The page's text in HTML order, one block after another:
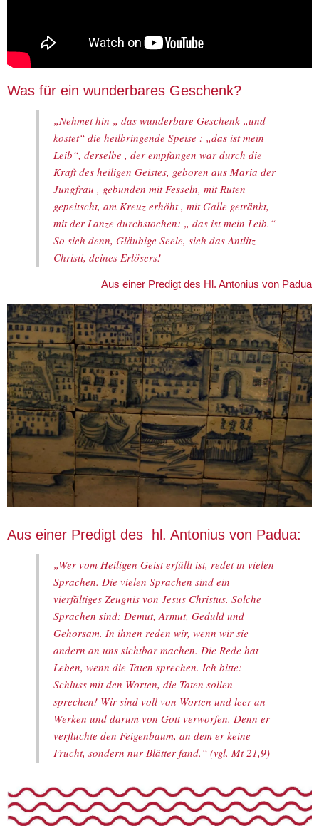
Was für ein wunderbares Geschenk?
„Nehmet hin „ das wunderbare Geschenk „und
kostet“ die heilbringende Speise : „das ist mein
Leib“, derselbe , der empfangen war durch die
Kraft des heiligen Geistes, geboren aus Maria der
Jungfrau , gebunden mit Fesseln, mit Ruten
gepeitscht, am Kreuz erhöht , mit Galle getränkt,
mit der Lanze durchstochen: „ das ist mein Leib.“
So sieh denn, Gläubige Seele, sieh das Antlitz
Christi, deines Erlösers!
Aus einer Predigt des Hl. Antonius von Padua
Aus einer Predigt des hl. Antonius von Padua:
„Wer vom Heiligen Geist erfüllt ist, redet in vielen
Sprachen. Die vielen Sprachen sind ein
vierfältiges Zeugnis von Jesus Christus. Solche
Sprachen sind: Demut, Armut, Geduld und
Gehorsam. In ihnen reden wir, wenn wir sie
andern an uns sichtbar machen. Die Rede hat
Leben, wenn die Taten sprechen. Ich bitte:
Schluss mit den Worten, die Taten sollen
sprechen! Wir sind voll von Worten und leer an
Werken und darum von Gott verworfen. Denn er
verfluchte den Feigenbaum, an dem er keine
Frucht, sondern nur Blätter fand.“ (vgl. Mt 21,9)